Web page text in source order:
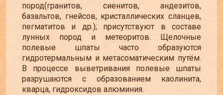
пород(гранитов, сиенитов, андезитов,
базальтов, гнейсов, кристаллических сланцев,
пегматитов и др.); присутствуют в составе
лунных пород и метеоритов. Щелочные
полевые шпаты часто образуются
гидротермальным и метасоматическим путём.
В процессе выветривания полевые шпаты
разрушаются с образованием каолинита,
кварца, гидроксидов алюминия.